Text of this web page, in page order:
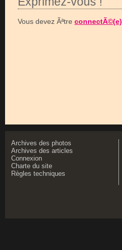
Vous devez Ãªtre connectÃ©(e)
Archives des photos
Archives des articles
Connexion
Charte du site
Règles techniques